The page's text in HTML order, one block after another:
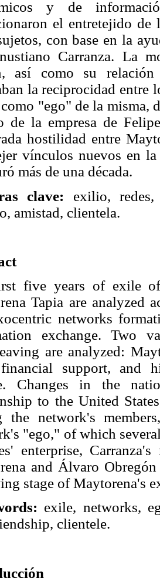
y de
el entretejido de
con base en la
Carranza. La
así como su
la reciprocidad entre
"ego" de la misma,
de la empresa de
hostilidad entre
vínculos nuevos en
más de una década.
clave: exilio, redes,
amistad, clientela.
five years of exile
Tapia are analyzed
networks
exchange. Two
are analyzed:
support, and
Changes in the
to the United
the network's
"ego," of which
enterprise,
and Álvaro
stage of Maytorena's
exile, networks,
clientele.